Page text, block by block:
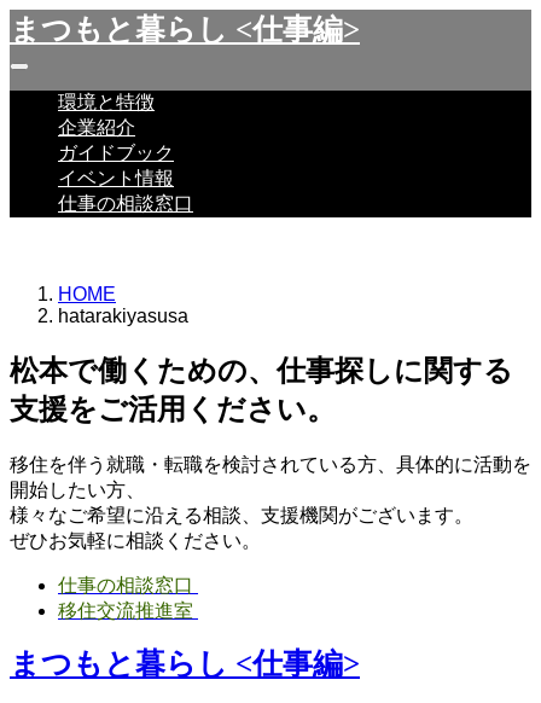
まつもと暮らし <仕事編>
環境と特徴
企業紹介
ガイドブック
イベント情報
仕事の相談窓口
HOME
hatarakiyasusa
松本で働くための、仕事探しに関する
支援をご活用ください。
移住を伴う就職・転職を検討されている方、具体的に活動を
開始したい方、
様々なご希望に沿える相談、支援機関がございます。
ぜひお気軽に相談ください。
仕事の相談窓口
移住交流推進室
まつもと暮らし <仕事編>